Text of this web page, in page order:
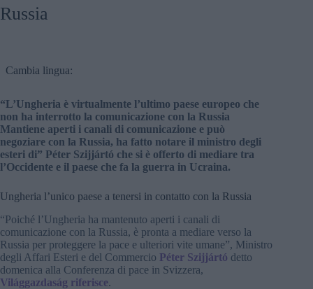
Russia
Cambia lingua:
“L’Ungheria è virtualmente l’ultimo paese europeo che
non ha interrotto la comunicazione con la Russia
Mantiene aperti i canali di comunicazione e può
negoziare con la Russia, ha fatto notare il ministro degli
esteri di” Péter Szijjártó che si è offerto di mediare tra
l’Occidente e il paese che fa la guerra in Ucraina.
Ungheria l’unico paese a tenersi in contatto con la Russia
“Poiché l’Ungheria ha mantenuto aperti i canali di
comunicazione con la Russia, è pronta a mediare verso la
Russia per proteggere la pace e ulteriori vite umane”, Ministro
degli Affari Esteri e del Commercio Péter Szijjártó detto
domenica alla Conferenza di pace in Svizzera,
Világgazdaság riferisce.